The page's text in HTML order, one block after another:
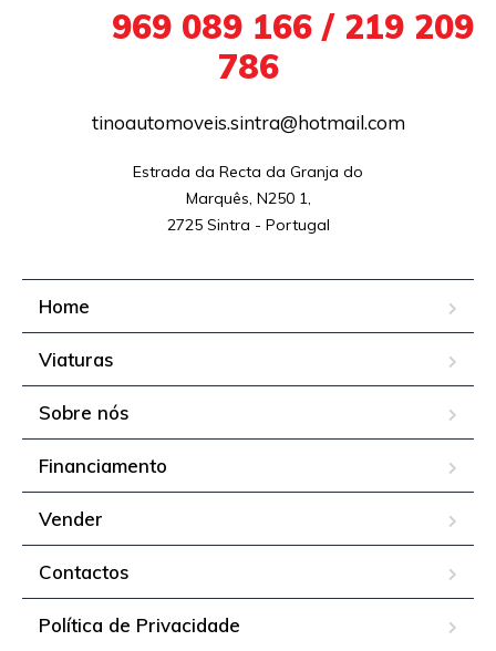
969 089 166 / 219 209
786
tinoautomoveis.sintra@hotmail.com
Estrada da Recta da Granja do
Marquês, N250 1,
2725 Sintra - Portugal
Home
Viaturas
Sobre nós
Financiamento
Vender
Contactos
Política de Privacidade